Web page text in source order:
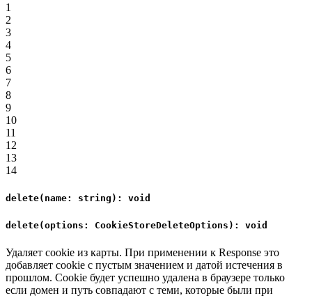
1
2
3
4
5
6
7
8
9
10
11
12
13
14
delete(name: string): void
delete(options: CookieStoreDeleteOptions): void
Удаляет cookie из карты. При применении к Response это
добавляет cookie с пустым значением и датой истечения в
прошлом. Cookie будет успешно удалена в браузере только
если домен и путь совпадают с теми, которые были при